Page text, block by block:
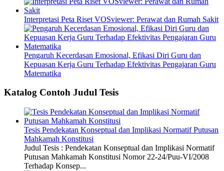
Interpretasi Peta Riset VOSviewer: Perawat dan Rumah Sakit
Pengaruh Kecerdasan Emosional, Efikasi Diri Guru dan
Kepuasan Kerja Guru Terhadap Efektivitas Pengajaran Guru
Matematika
Katalog Contoh Judul Tesis
Tesis Pendekatan Konseptual dan Implikasi Normatif Putusan
Mahkamah Konstitusi
Judul Tesis : Pendekatan Konseptual dan Implikasi Normatif
Putusan Mahkamah Konstitusi Nomor 22-24/Puu-VI/2008
Terhadap Konsep...